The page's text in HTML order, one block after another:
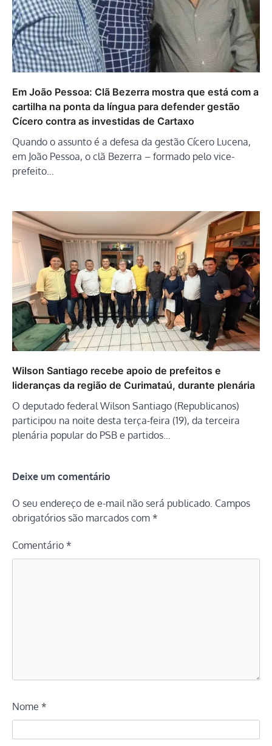
Em João Pessoa: Clã Bezerra mostra que está com a
cartilha na ponta da língua para defender gestão
Cícero contra as investidas de Cartaxo
Quando o assunto é a defesa da gestão Cícero Lucena,
em João Pessoa, o clã Bezerra – formado pelo vice-
prefeito…
Wilson Santiago recebe apoio de prefeitos e
lideranças da região de Curimataú, durante plenária
O deputado federal Wilson Santiago (Republicanos)
participou na noite desta terça-feira (19), da terceira
plenária popular do PSB e partidos…
Deixe um comentário
O seu endereço de e-mail não será publicado. Campos
obrigatórios são marcados com *
Comentário *
Nome *